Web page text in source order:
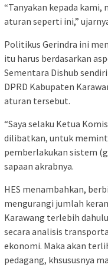
“Tanyakan kepada
aturan seperti ini,”
Politikus Gerindra ini
itu harus berdasarkan
Sementara Dishub
DPRD Kabupaten
aturan tersebut.
“Saya selaku Ketua
dilibatkan, untuk
pemberlakukan sistem
sapaan akrabnya.
HES menambahkan,
mengurangi jumlah
Karawang terlebih
secara analisis
ekonomi. Maka akan
pedagang, khsususnya